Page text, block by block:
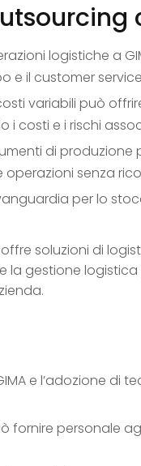
logistiche a
e il customer
variabili può
costi e i rischi
di
senza
per lo
soluzioni di
gestione
e l’adozione
fornire personale